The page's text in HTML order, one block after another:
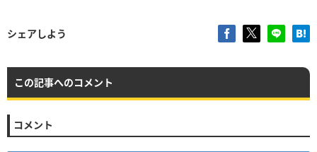
シェアしよう
この記事へのコメント
コメント